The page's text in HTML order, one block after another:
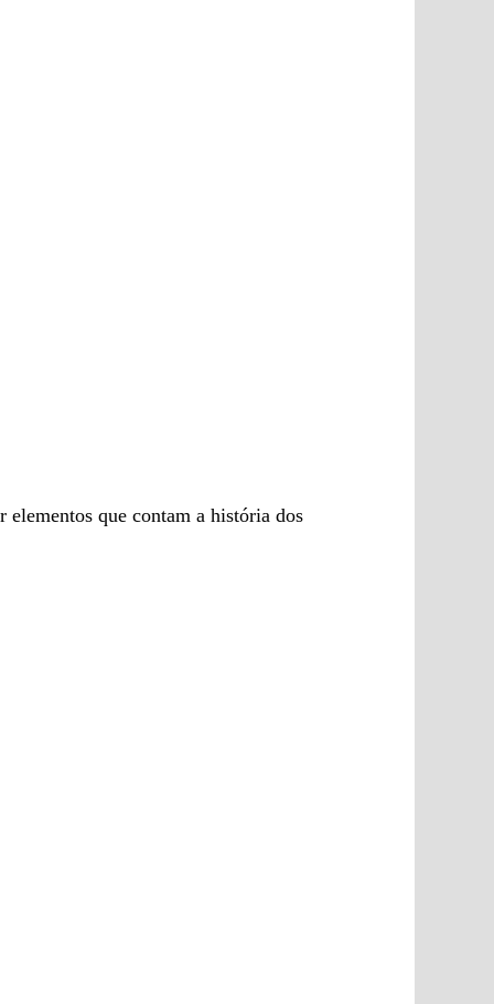
que contam a história dos